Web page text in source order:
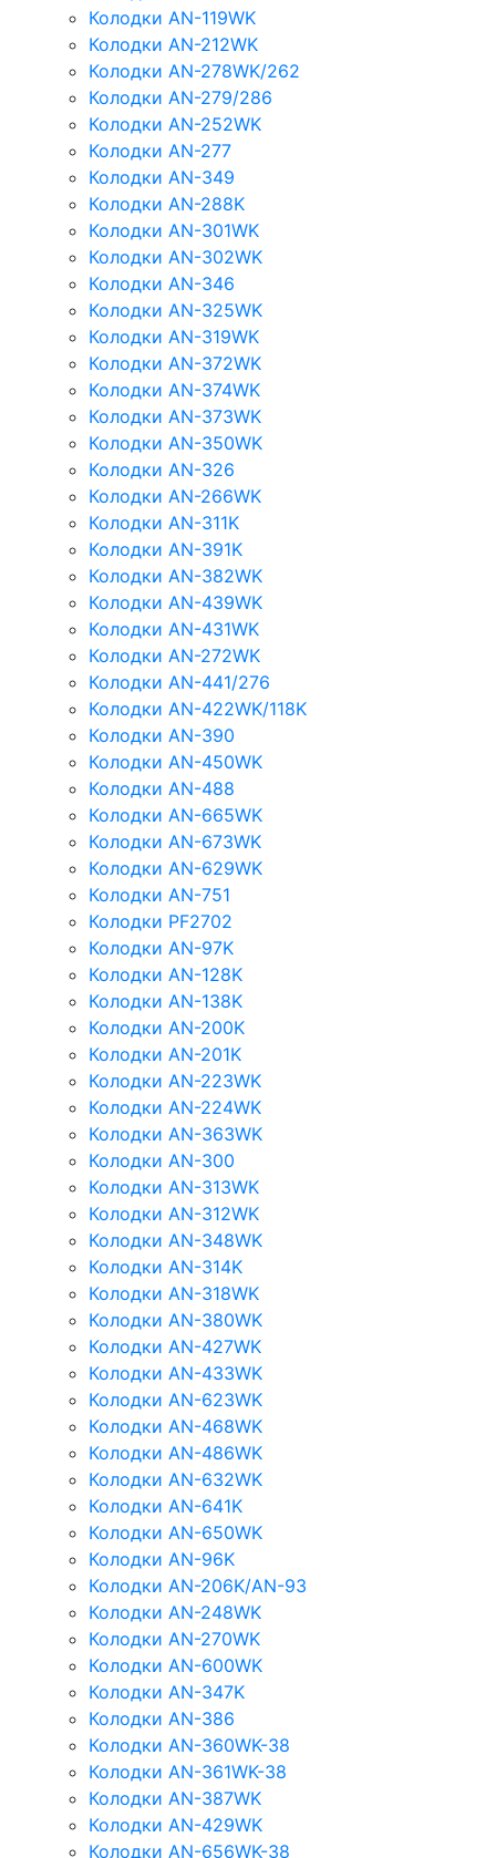
Колодки AN-119WK
Колодки AN-212WK
Колодки AN-278WK/262
Колодки AN-279/286
Колодки AN-252WK
Колодки AN-277
Колодки AN-349
Колодки AN-288K
Колодки AN-301WK
Колодки AN-302WK
Колодки AN-346
Колодки AN-325WK
Колодки AN-319WK
Колодки AN-372WK
Колодки AN-374WK
Колодки AN-373WK
Колодки AN-350WK
Колодки AN-326
Колодки AN-266WK
Колодки AN-311K
Колодки AN-391K
Колодки AN-382WK
Колодки AN-439WK
Колодки AN-431WK
Колодки AN-272WK
Колодки AN-441/276
Колодки AN-422WK/118K
Колодки AN-390
Колодки AN-450WK
Колодки AN-488
Колодки AN-665WK
Колодки AN-673WK
Колодки AN-629WK
Колодки AN-751
Колодки PF2702
Колодки AN-97K
Колодки AN-128K
Колодки AN-138K
Колодки AN-200K
Колодки AN-201K
Колодки AN-223WK
Колодки AN-224WK
Колодки AN-363WK
Колодки AN-300
Колодки AN-313WK
Колодки AN-312WK
Колодки AN-348WK
Колодки AN-314K
Колодки AN-318WK
Колодки AN-380WK
Колодки AN-427WK
Колодки AN-433WK
Колодки AN-623WK
Колодки AN-468WK
Колодки AN-486WK
Колодки AN-632WK
Колодки AN-641K
Колодки AN-650WK
Колодки AN-96K
Колодки AN-206K/AN-93
Колодки AN-248WK
Колодки AN-270WK
Колодки AN-600WK
Колодки AN-347K
Колодки AN-386
Колодки AN-360WK-38
Колодки AN-361WK-38
Колодки AN-387WK
Колодки AN-429WK
Колодки AN-656WK-38